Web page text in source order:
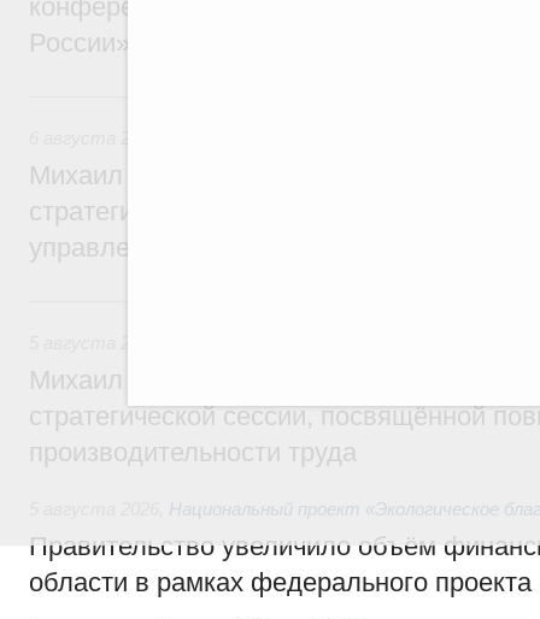
конференции «Цифровая индустрия
России»
Михаил Мишустин дал поручения по
стратегической сессии о
управления научно-технологическим
Михаил Мишустин дал поручения по
стратегической сессии, посвящённой
производительности труда
Национальный проект «Экологическое
Правительство увеличило объём
области в рамках федерального